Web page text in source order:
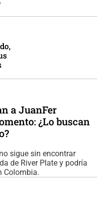
a JuanFer
¿Lo buscan
sigue sin encontrar
de River Plate y podría
Colombia.